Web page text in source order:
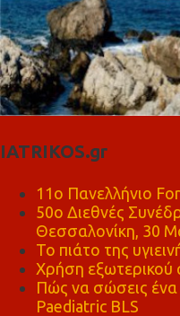
IATRIKOS.gr
11ο Πανελλήνιο
50ο Διεθνές
Θεσσαλονίκη, 30
Το πιάτο της
Χρήση εξωτερικού
Πώς να σώσεις ένα
Paediatric BLS